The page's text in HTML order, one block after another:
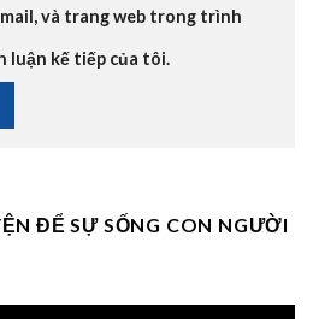
và trang web trong trình
luận kế tiếp của tôi.
ĐỂ SỰ SỐNG CON NGƯỜI